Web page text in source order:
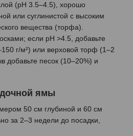
(pH 3.5–4.5), хорошо
или суглинистой с высоким
вещества (торфа).
если pH >4.5, добавьте
г/м²) или верховой торф (1–2
добавьте песок (10–20%) и
ямы
50 см глубиной и 60 см
за 2–3 недели до посадки,